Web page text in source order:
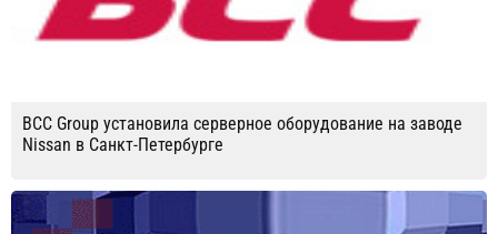
BCC Group установила серверное оборудование на заводе
Nissan в Санкт-Петербурге